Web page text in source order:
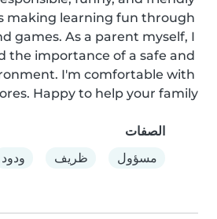
making learning fun through
games. As a parent myself, I
the importance of a safe and
I'm comfortable with
Happy to help your family!
الصفات
مسؤول
ظريف ودود